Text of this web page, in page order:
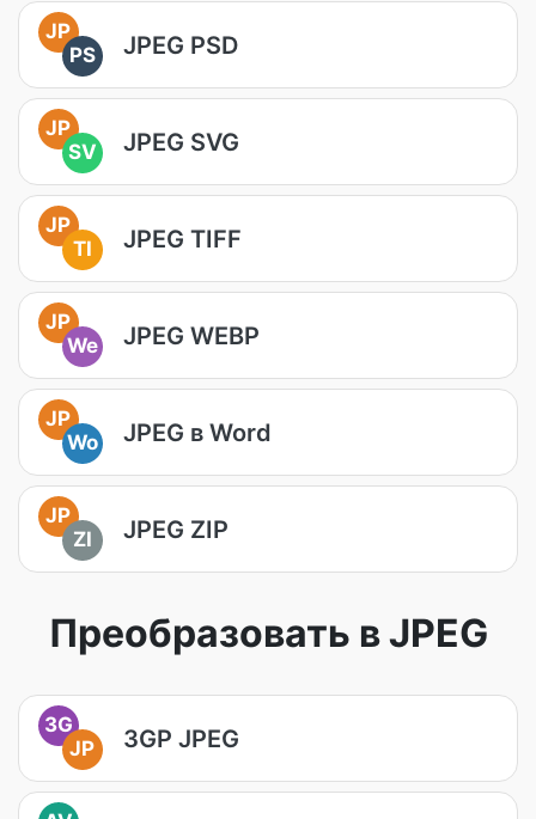
JP
PS
JPEG PSD
JP
SV
JPEG SVG
JP
TI
JPEG TIFF
JP
We
JPEG WEBP
JP
Wo
JPEG в Word
JP
ZI
JPEG ZIP
Преобразовать в JPEG
3G
JP
3GP JPEG